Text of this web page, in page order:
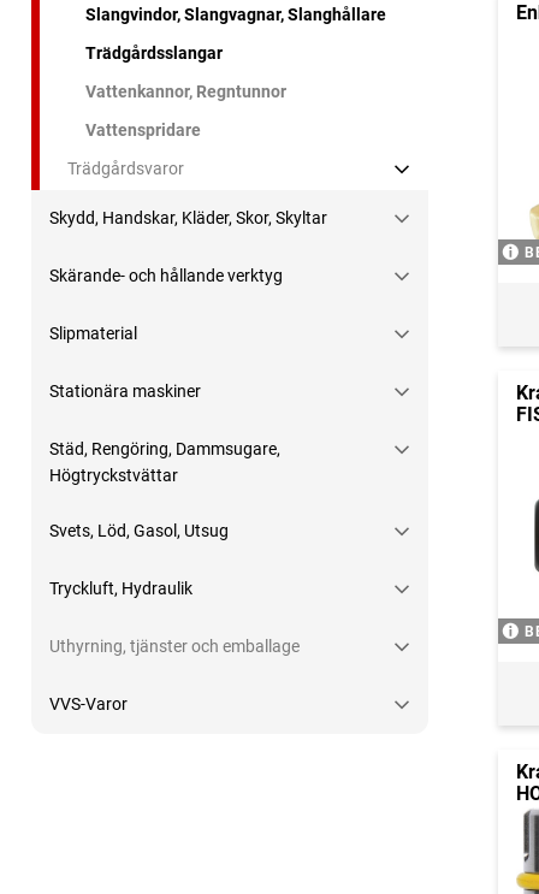
Slangvindor, Slangvagnar, Slanghållare
Trädgårdsslangar
Vattenkannor, Regntunnor
Vattenspridare
Trädgårdsvaror
Skydd, Handskar, Kläder, Skor, Skyltar
Skärande- och hållande verktyg
Slipmaterial
Stationära maskiner
Städ, Rengöring, Dammsugare,
Högtryckstvättar
Svets, Löd, Gasol, Utsug
Tryckluft, Hydraulik
Uthyrning, tjänster och emballage
VVS-Varor